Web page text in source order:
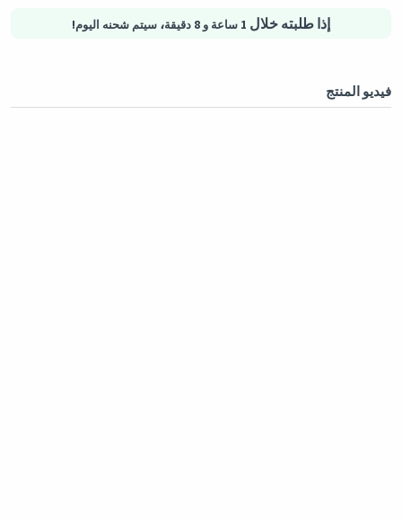
إذا طلبته خلال 1 ساعة و 8 دقيقة ، سيتم شحنه اليوم!
فيديو المنتج